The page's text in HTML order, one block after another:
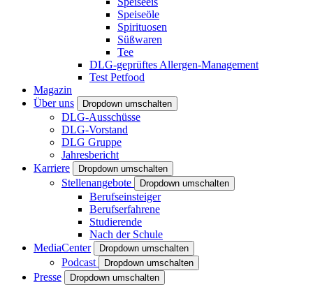
Speiseöle
Spirituosen
Süßwaren
Tee
DLG-geprüftes Allergen-Management
Test Petfood
Magazin
Über uns
Dropdown umschalten
DLG-Ausschüsse
DLG-Vorstand
DLG Gruppe
Jahresbericht
Karriere
Dropdown umschalten
Stellenangebote Dropdown umschalten
Berufseinsteiger
Berufserfahrene
Studierende
Nach der Schule
MediaCenter
Dropdown umschalten
Podcast Dropdown umschalten
Presse Dropdown umschalten